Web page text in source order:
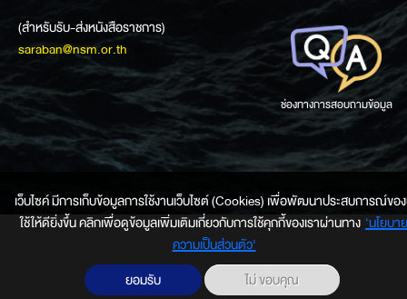
(สำหรับรับ-ส่งหนังสือราชการ)
saraban@nsm.or.th
ช่องทางการสอบถามข้อมูล
เว็บไซค์ มีการเก็บข้อมูลการใช้งานเว็บไซต์ (Cookies) เพื่อพัฒนาประสบการณ์ขอ
ใช้ให้ดียิ่งขึ้น คลิกเพื่อดูข้อมูลเพิ่มเติมเกี่ยวกับการใช้คุกกี้ของเราผ่านทาง ‘นโยบาย
ความเป็นส่วนตัว'
ยอมรับ
ไม่ ขอบคุณ